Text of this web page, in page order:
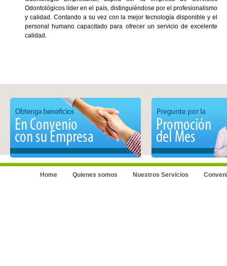
Odontológicos líder en el país, distinguiéndose por el profesionalismo
y calidad. Contando a su vez con la mejor tecnología disponible y el
personal humano capacitado para ofrecer un servicio de excelente
calidad.
Home Quienes somos Nuestros Servicios